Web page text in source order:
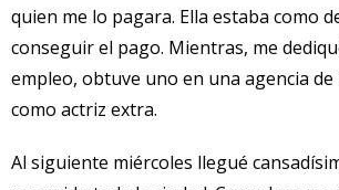
quien me lo pagara. Ella estaba como
conseguir el pago. Mientras, me
empleo, obtuve uno en una agencia
como actriz extra.
Al siguiente miércoles llegué